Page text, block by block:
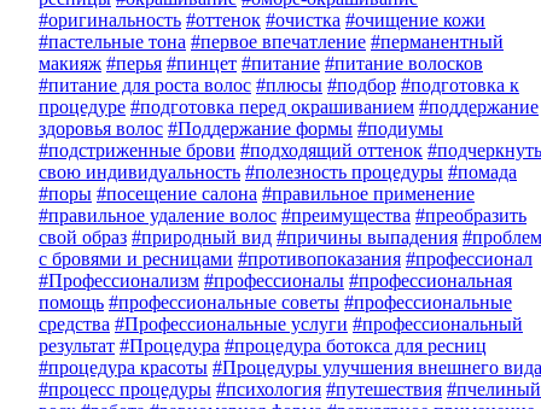
#оригинальность #оттенок #очистка #очищение кожи
#пастельные тона #первое впечатление #перманентный
макияж #перья #пинцет #питание #питание волосков
#питание для роста волос #плюсы #подбор #подготовка к
процедуре #подготовка перед окрашиванием #поддержание
здоровья волос #Поддержание формы #подиумы
#подстриженные брови #подходящий оттенок #подчеркнуть
свою индивидуальность #полезность процедуры #помада
#поры #посещение салона #правильное применение
#правильное удаление волос #преимущества #преобразить
свой образ #природный вид #причины выпадения
с бровями и ресницами #противопоказания #профессионал
#Профессионализм #профессионалы #профессиональная
помощь #профессиональные советы #профессиональные
средства #Профессиональные услуги #профессиональный
результат #Процедура #процедура ботокса для ресниц
#процедура красоты #Процедуры улучшения внешнего вида
#процесс процедуры #психология #путешествия #пчелиный